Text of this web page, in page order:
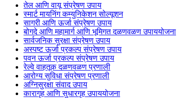
तेल आणि वायू संप्रेषण उपाय
स्मार्ट मायनिंग कम्युनिकेशन सोल्यूशन
सागरी आणि ऊर्जा संप्रेषण उपाय
बोगदे आणि महामार्ग आणि भूमिगत दळणवळण उपाययोजना
सार्वजनिक सुरक्षा संप्रेषण उपाय
अस्पष्ट ऊर्जा प्रकल्प संप्रेषण उपाय
पवन ऊर्जा प्रकल्प संप्रेषण उपाय
रेल्वे वाहतूक दळणवळण प्रणाली
आरोग्य सुविधा संप्रेषण प्रणाली
अग्निसुरक्षा संवाद उपाय
कारागृह आणि सुधारगृह उपाययोजना